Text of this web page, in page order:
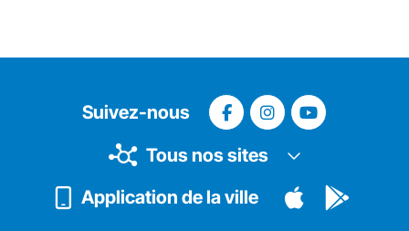
Suivez-nous
Tous nos sites
Application de la ville